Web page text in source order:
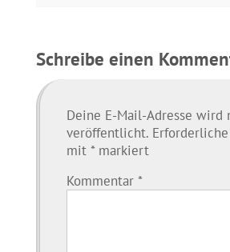
Schreibe einen
Deine E-Mail-Adresse wird
veröffentlicht.
mit*markiert
Kommentar*